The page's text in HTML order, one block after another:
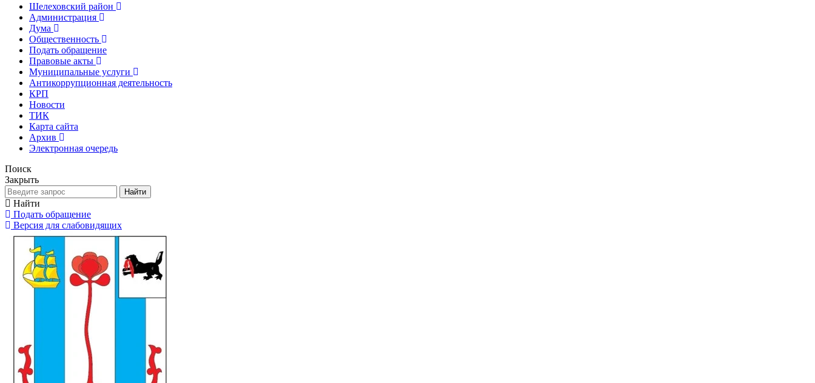
Шелеховский район
Администрация
Дума
Общественность
Подать обращение
Правовые акты
Муниципальные услуги
Антикоррупционная деятельность
КРП
Новости
ТИК
Карта сайта
Архив
Электронная очередь
Поиск
Закрыть
Найти
Найти
Подать обращение
Версия для слабовидящих